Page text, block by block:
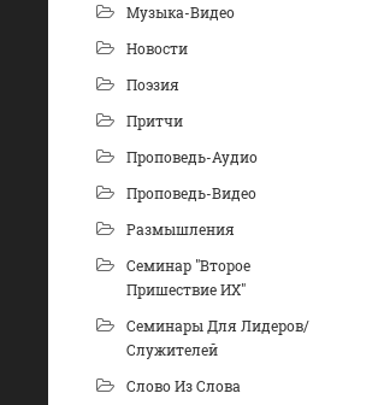
Музыка-Видео
Новости
Поэзия
Притчи
Проповедь-Аудио
Проповедь-Видео
Размышления
Семинар "Второе
Пришествие ИХ"
Семинары Для Лидеров/
Служителей
Слово Из Слова